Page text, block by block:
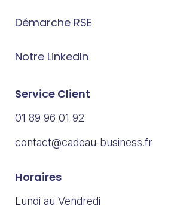
Démarche RSE
Notre LinkedIn
Service Client
01 89 96 01 92
contact@cadeau-business.fr
Horaires
Lundi au Vendredi